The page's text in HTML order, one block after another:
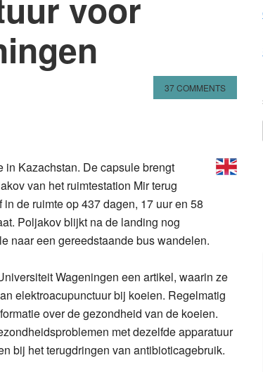
37 COMMENTS
in Kazachstan. De capsule brengt
van het ruimtestation Mir terug
de ruimte op 437 dagen, 17 uur en 58
Poljakov blijkt na de landing nog
naar een gereedstaande bus wandelen.
Wageningen een artikel, waarin ze
elektroacupunctuur bij koeien. Regelmatig
over de gezondheid van de koeien.
met dezelfde apparatuur
bij het terugdringen van antibioticagebruik.